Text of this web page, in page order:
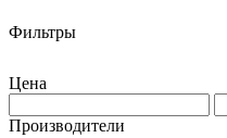
Фильтры
Цена
Производители